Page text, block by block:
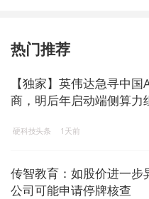
热门推荐
【独家】英伟达急寻中
商，明后年启动端侧算力
硬科技头条 1天前
传智教育：如股价进一步
公司可能申请停牌核查